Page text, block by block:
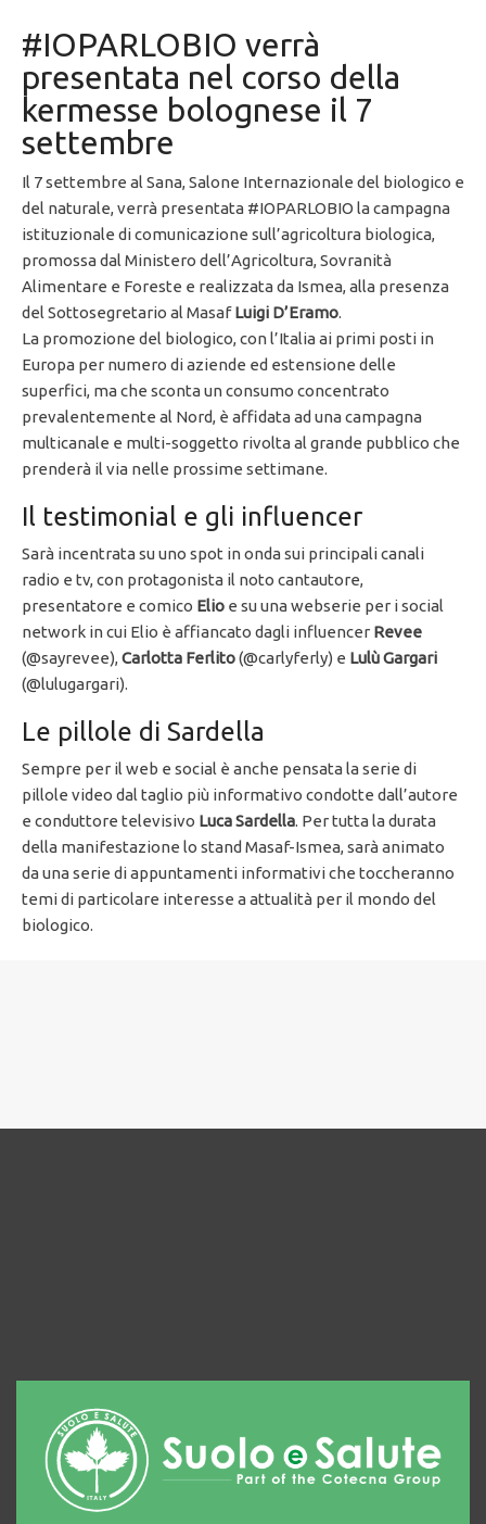
#IOPARLOBIO verrà
presentata nel corso della
kermesse bolognese il 7
settembre
Il 7 settembre al Sana, Salone Internazionale del biologico e
del naturale, verrà presentata #IOPARLOBIO la campagna
istituzionale di comunicazione sull’agricoltura biologica,
promossa dal Ministero dell’Agricoltura, Sovranità
Alimentare e Foreste e realizzata da Ismea, alla presenza
del Sottosegretario al MasafLuigi D’Eramo.
La promozione del biologico, con l’Italia ai primi posti in
Europa per numero di aziende ed estensione delle
superfici, ma che sconta un consumo concentrato
prevalentemente al Nord, è affidata ad una campagna
multicanale e multi-soggetto rivolta al grande pubblico che
prenderà il via nelle prossime settimane.
Il testimonial e gli influencer
Sarà incentrata su uno spot in onda sui principali canali
radio e tv, con protagonista il noto cantautore,
presentatore e comico Elio e su una webserie per i social
network in cui Elio è affiancato dagli influencer Revee
(@sayrevee),Carlotta Ferlito(@carlyferly) e Lulù Gargari
(@lulugargari).
Le pillole di Sardella
Sempre per il web e social è anche pensata la serie di
pillole video dal taglio più informativo condotte dall’autore
e conduttore televisivo Luca Sardella. Per tutta la durata
della manifestazione lo stand Masaf-Ismea, sarà animato
da una serie di appuntamenti informativi che toccheranno
temi di particolare interesse a attualità per il mondo del
biologico.